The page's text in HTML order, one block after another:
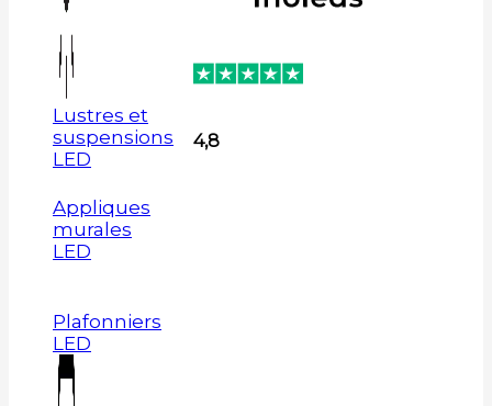
Lustres et
suspensions
LED
Appliques
murales
LED
Plafonniers
LED
4,8